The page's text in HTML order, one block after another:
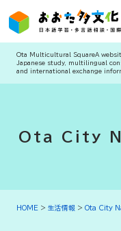
Ota Multicultural SquareA
Japanese study, multilingual
and international exchange
Ota City
HOME > 生活情報 > Ota City